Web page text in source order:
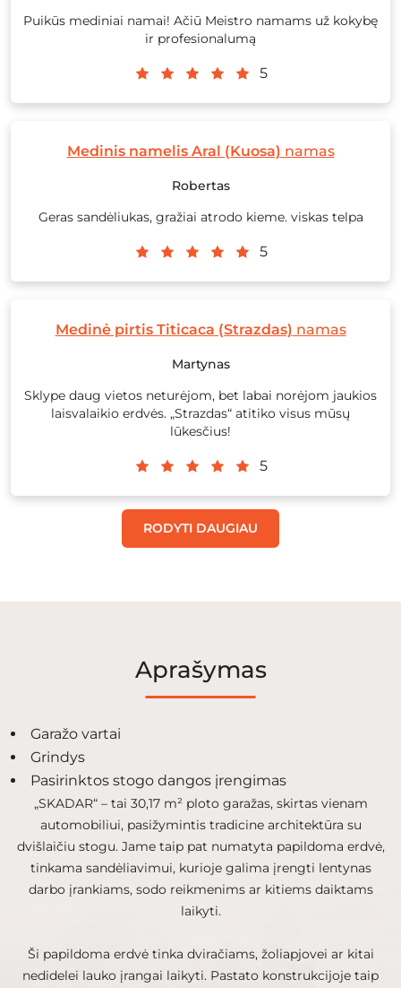
Puikūs mediniai namai! Ačiū Meistro namams už kokybę
ir profesionalumą
5
Medinis namelis Aral (Kuosa) namas
Robertas
Geras sandėliukas, gražiai atrodo kieme. viskas telpa
5
Medinė pirtis Titicaca (Strazdas) namas
Martynas
Sklype daug vietos neturėjom, bet labai norėjom jaukios
laisvalaikio erdvės. „Strazdas“ atitiko visus mūsų
lūkesčius!
5
RODYTI DAUGIAU
Aprašymas
Garažo vartai
Grindys
Pasirinktos stogo dangos įrengimas
„SKADAR“ – tai 30,17 m² ploto garažas, skirtas vienam
automobiliui, pasižymintis tradicine architektūra su
dvišlaičiu stogu. Jame taip pat numatyta papildoma erdvė,
tinkama sandėliavimui, kurioje galima įrengti lentynas
darbo įrankiams, sodo reikmenims ar kitiems daiktams
laikyti.
Ši papildoma erdvė tinka dviračiams, žoliapjovei ar kitai
nedidelei lauko įrangai laikyti. Pastato konstrukcijoje taip